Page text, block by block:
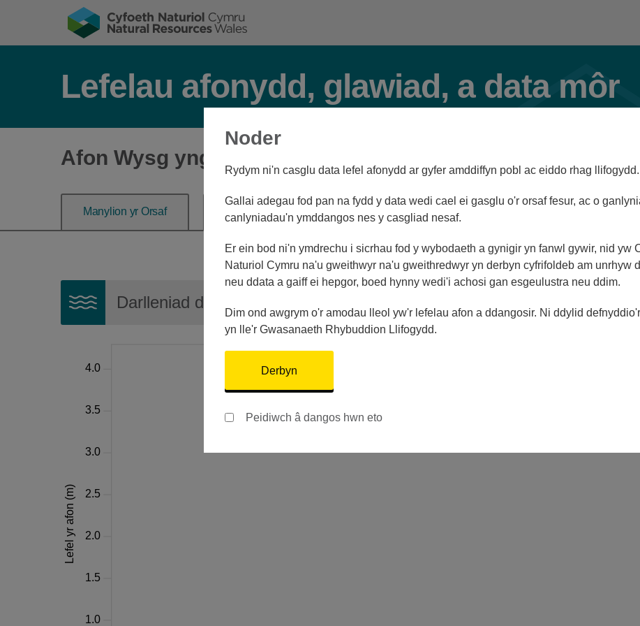
Lefelau afonydd, glawiad, a data môr
Afon Wysg yng Nghored Trostre
Manylion yr Orsaf Lefel yr afon Llywiwr Gorsafoedd
Darlleniad diweddaraf:
Noder
Rydym ni'n casglu data lefel afonydd ar gyfer amddiffyn pobl ac eiddo rhag llifogydd.
Gallai adegau fod pan na fydd y data wedi cael ei gasglu o'r orsaf fesur, ac o
canlyniadau'n ymddangos nes y casgliad nesaf.
Er ein bod ni'n ymdrechu i sicrhau fod y wybodaeth a gynigir yn fanwl gywir, nid yw
Naturiol Cymru na'u gweithwyr na'u gweithredwyr yn derbyn cyfrifoldeb am unrhyw
neu ddata a gaiff ei hepgor, boed hynny wedi'i achosi gan esgeulustra neu ddim.
Dim ond awgrym o'r amodau lleol yw'r lefelau afon a ddangosir. Ni ddylid
yn lle'r Gwasanaeth Rhybuddion Llifogydd.
Derbyn
Peidiwch â dangos hwn eto